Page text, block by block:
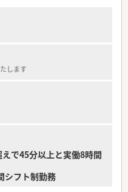
もにリフレッシュできる環境
め月々の給与が安定しており、
ながら調剤や監査および服薬
務や施設への配達なども担当し
します
で45分以上と実働8時間
シフト制勤務